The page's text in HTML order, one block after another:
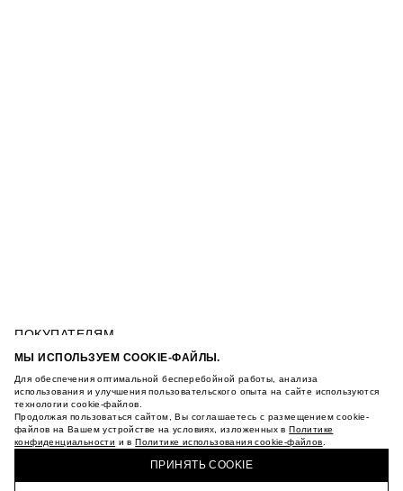
МЫ ИСПОЛЬЗУЕМ COOKIE-ФАЙЛЫ.
Для обеспечения оптимальной бесперебойной работы, анализа
использования и улучшения пользовательского опыта на сайте используются
технологии cookie-файлов.
Продолжая пользоваться сайтом, Вы соглашаетесь с размещением cookie-
файлов на Вашем устройстве на условиях, изложенных вПолитике
конфиденциальности и вПолитике использования cookie-файлов
ПРИНЯТЬ COOKIE
ПОКУПАТЕЛЯМ
УСЛОВИЯ ИСПОЛЬЗОВАНИЯ ПОДАРОЧНЫХ
ПОЛИТИКА КОНФИДЕНЦИАЛЬНОСТИ
ПОЛИТИКА COOKIE
УСЛОВИЯ ПОКУПКИ
О НАС
ПОДВЕСКА С АНАНАСОМ
КУПИТЬ + ПОЛУЧИТЬ В МАГАЗИНЕ MAAG